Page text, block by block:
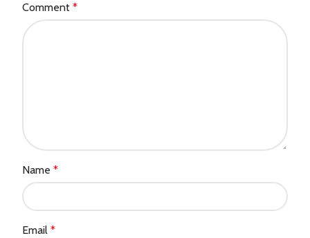
Comment *
Name *
Email *